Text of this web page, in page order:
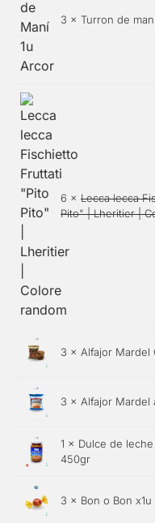
3 × Turron de
6 × Lecca lecca
Pito" | Lheritier |
3 × Alfajor Mardel
3 × Alfajor Mardel
1 × Dulce de
450gr
3 × Bon o Bon x1u